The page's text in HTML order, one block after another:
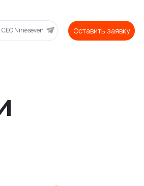
CEO Nineseven Оставить заявку